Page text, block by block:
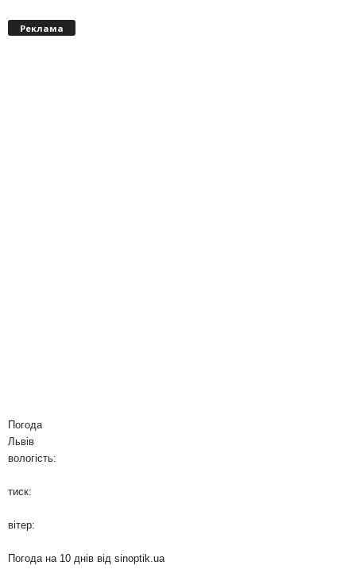
Реклама
Погода
Львів
вологість:
тиск:
вітер:
Погода на 10 днів від sinoptik.ua